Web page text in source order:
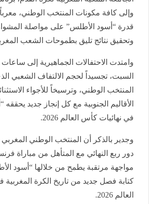
وإلى كافة مكونات المنتخب الوطني،
قدرة “أسود الأطلس” على مواصلة المشوار
وتحقيق نتائج تليق بطموحات الشعب
وامتدت الاحتفالات الجماهيرية إلى
السبت، تجسيداً لحجم الالتفاف الشعبي
المنتخب الوطني، وترسيخاً للأجواء
الأقاليم الجنوبية مع كل إنجاز جديد
في نهائيات كأس العالم 2026.
وجدير بالذكر أن المنتخب الوطني
دور ربع النهائي مع المتأهل من مباراة
مواجهة مرتقبة يطمح من خلالها “أسود
كتابة فصل جديد من تاريخ الكرة
العالم 2026.